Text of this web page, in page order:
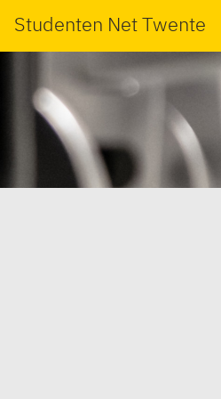
Studenten Net Twente